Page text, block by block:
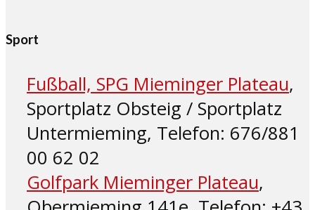
Sport
Fußball, SPG Mieminger Plateau,
Sportplatz Obsteig / Sportplatz
Untermieming, Telefon: 676/881
00 62 02
Golfpark Mieminger Plateau,